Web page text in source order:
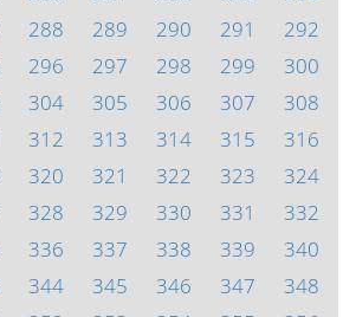
288 289 290 291
292
296 297 298 299
300
304 305 306 307
308
312 313 314 315
316
320 321 322 323
324
328 329 330 331
332
336 337 338 339
340
344 345 346 347
348